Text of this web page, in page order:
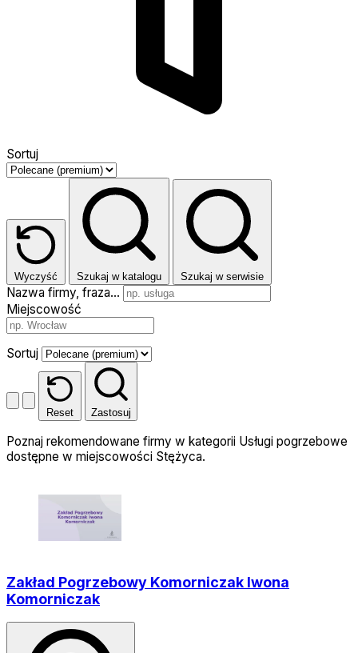
Sortuj
Wyczyść Szukaj w katalogu Szukaj w serwisie
Nazwa firmy, fraza…
Miejscowość
Sortuj
Reset Zastosuj
Poznaj rekomendowane firmy w kategorii Usługi pogrzebowe
dostępne w miejscowości Stężyca.
Zakład Pogrzebowy Komorniczak Iwona
Komorniczak